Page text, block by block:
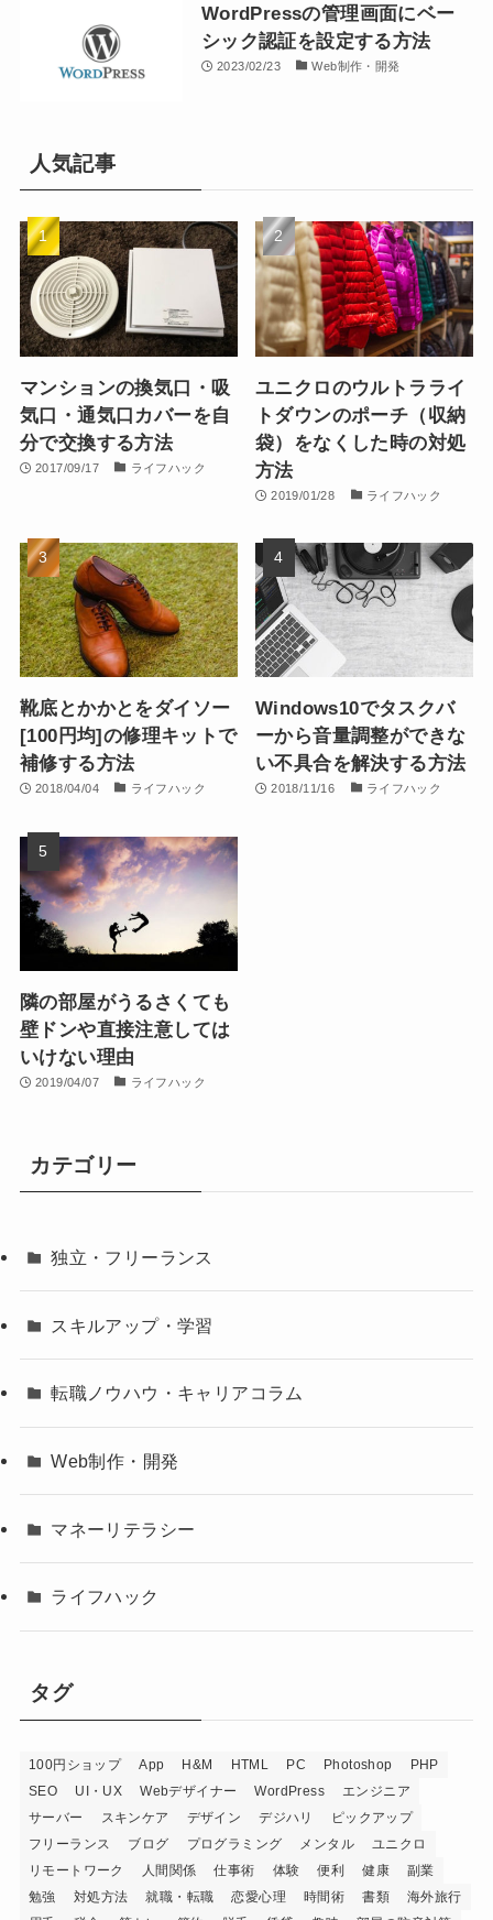
WordPressの管理画面にベー
シック認証を設定する方法
2023/02/23 Web制作・開発
人気記事
マンションの換気口・吸
気口・通気口カバーを自
分で交換する方法
2017/09/17 ライフハック
ユニクロのウルトラライ
トダウンのポーチ（収納
袋）をなくした時の対処
方法
2019/01/28 ライフハック
靴底とかかとをダイソー
[100円均]の修理キットで
補修する方法
2018/04/04 ライフハック
Windows10でタスクバ
ーから音量調整ができな
い不具合を解決する方法
2018/11/16 ライフハック
隣の部屋がうるさくても
壁ドンや直接注意しては
いけない理由
2019/04/07 ライフハック
カテゴリー
独立・フリーランス
スキルアップ・学習
転職ノウハウ・キャリアコラム
Web制作・開発
マネーリテラシー
ライフハック
タグ
100円ショップ App H&M HTML PC Photoshop
PHP
SEO
UI・UX Webデザイナー WordPress
エンジニア
サーバー
スキンケア デザイン デジハリ
ピックアップ
フリーランス
ブログ プログラミング メンタル
ユニクロ
リモートワーク
人間関係 仕事術 体験 便利 健康
副業
勉強
対処方法 就職・転職 恋愛心理 時間術 書類
海外旅行